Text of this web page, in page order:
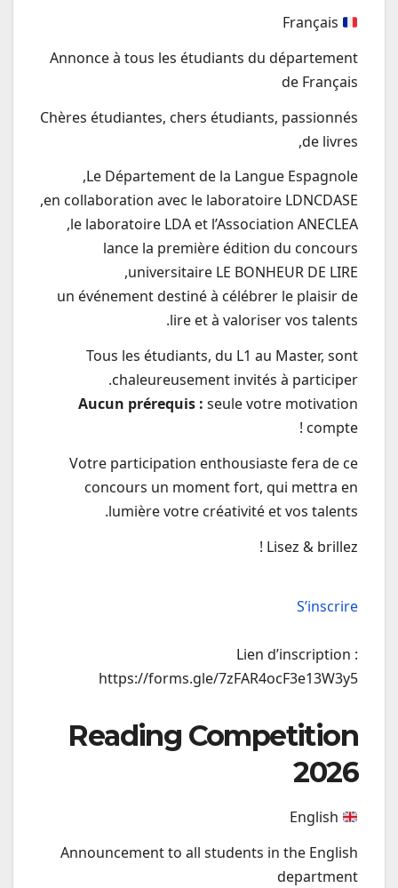
Annonce à tous les étudiants du département
de Français
Chères étudiantes, chers étudiants, passionnés
de livres,
Le Département de la Langue Espagnole,
en collaboration avec le laboratoire LDNCDASE,
le laboratoire LDA et l’Association ANECLEA,
lance la première édition du concours
universitaire LE BONHEUR DE LIRE,
un événement destiné à célébrer le plaisir de
lire et à valoriser vos talents.
Tous les étudiants, du L1 au Master, sont
chaleureusement invités à participer.
Aucun prérequis : seule votre motivation
compte !
Votre participation enthousiaste fera de ce
concours un moment fort, qui mettra en
lumière votre créativité et vos talents.
Lisez & brillez !
S’inscrire
Lien d’inscription :
https://forms.gle/7zFAR4ocF3e13W3y5
Reading Competition
2026
Announcement to all students in the English
department